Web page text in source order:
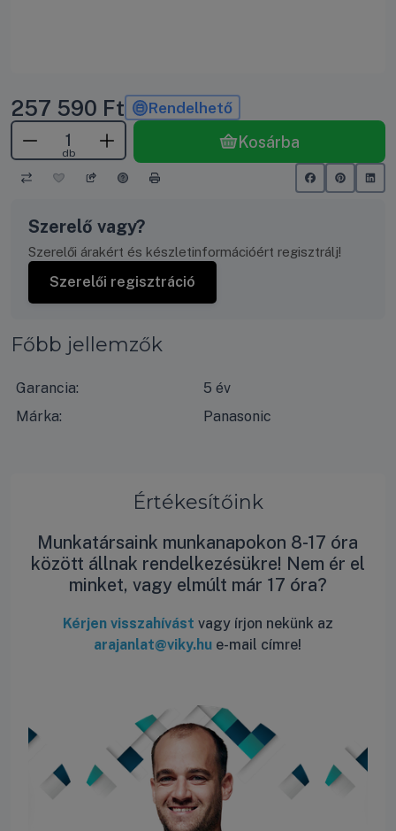
257 590 Ft Rendelhető
db
Kosárba
Szerelő vagy?
Szerelői árakért és készletinformációért regisztrálj!
Szerelői regisztráció
Főbb jellemzők
Garancia:
5 év
Márka:
Panasonic
Értékesítőink
Munkatársaink munkanapokon 8-17 óra
között állnak rendelkezésükre! Nem ér el
minket, vagy elmúlt már 17 óra?
Kérjen visszahívást vagy írjon nekünk az
arajanlat@viky.hu e-mail címre!